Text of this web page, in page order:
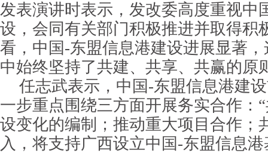
发表演讲时表示，发改委高度重视中
设，会同有关部门积极推进并取得积
看，中国-东盟信息港建设进展显著
中始终坚持了共建、共享、共赢的原
任志武表示，中国-东盟信息港建
一步重点围绕三方面开展务实合作：
设变化的编制；推动重大项目合作；
入，将支持广西设立中国-东盟信息港